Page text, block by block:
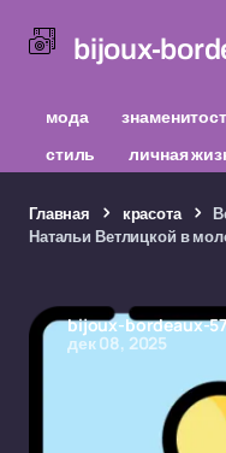
bijoux-
мода
стиль
личная
Главная красота
Натальи Ветлицкой в
bijoux-bordeaux-
дек 08, 2025